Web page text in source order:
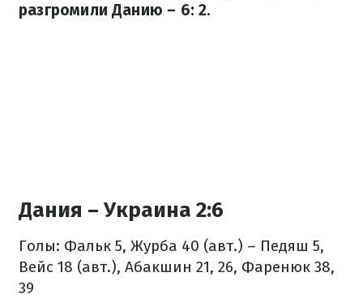
разгромили Данию – 6: 2.
Дания – Украина 2:6
Голы: Фальк 5, Журба 40 (авт.) – Педяш 5,
Вейс 18 (авт.), Абакшин 21, 26, Фаренюк 38,
39